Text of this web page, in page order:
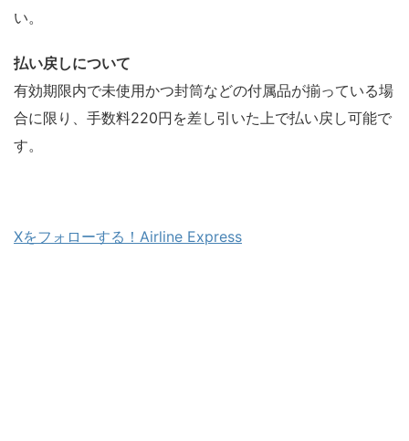
い。
払い戻しについて
有効期限内で未使用かつ封筒などの付属品が揃っている場
合に限り、手数料220円を差し引いた上で払い戻し可能で
す。
Xをフォローする！Airline Express